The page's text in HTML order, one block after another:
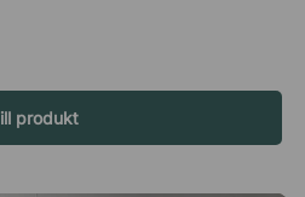
som dessutom är väldigt vackert.
som golvlampa, även den i
i minimalistisk design Med sin
Streck Oyster White ett
inslag på bordet. Den
starka karaktär som även
produkt